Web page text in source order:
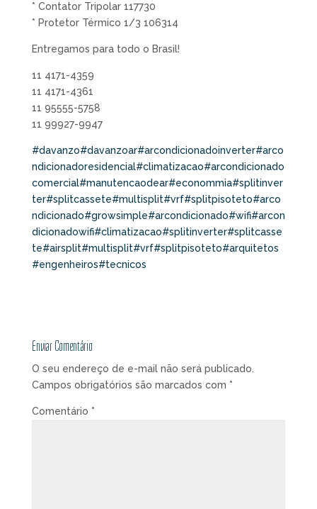
* Contator Tripolar 117730
* Protetor Térmico 1/3 106314
Entregamos para todo o Brasil!
11 4171-4359
11 4171-4361
11 95555-5758
11 99927-9947
#davanzo#davanzoar#arcondicionadoinverter#arco
ndicionadoresidencial#climatizacao#arcondicionado
comercial#manutencaodear#econommia#splitinver
ter#splitcassete#multisplit#vrf#splitpisoteto#arco
ndicionado#growsimple#arcondicionado#wifi#arcon
dicionadowifi#climatizacao#splitinverter#splitcasse
te#airsplit#multisplit#vrf#splitpisoteto#arquitetos
#engenheiros#tecnicos
Enviar Comentário
O seu endereço de e-mail não será publicado.
Campos obrigatórios são marcados com *
Comentário *